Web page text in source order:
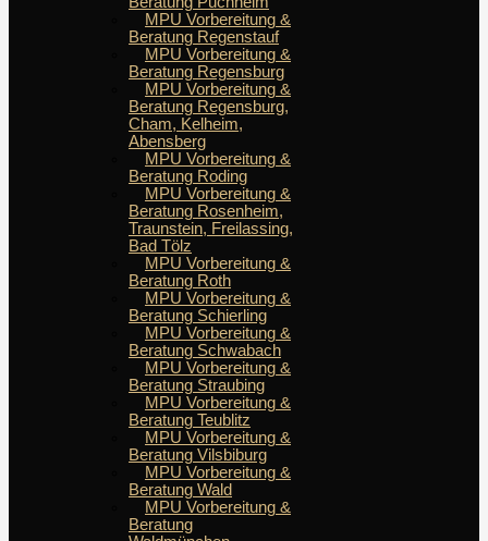
MPU Vorbereitung &
Beratung Regenstauf
MPU Vorbereitung &
Beratung Regensburg
MPU Vorbereitung &
Beratung Regensburg,
Cham, Kelheim,
Abensberg
MPU Vorbereitung &
Beratung Roding
MPU Vorbereitung &
Beratung Rosenheim,
Traunstein, Freilassing,
Bad Tölz
MPU Vorbereitung &
Beratung Roth
MPU Vorbereitung &
Beratung Schierling
MPU Vorbereitung &
Beratung Schwabach
MPU Vorbereitung &
Beratung Straubing
MPU Vorbereitung &
Beratung Teublitz
MPU Vorbereitung &
Beratung Vilsbiburg
MPU Vorbereitung &
Beratung Wald
MPU Vorbereitung &
Beratung